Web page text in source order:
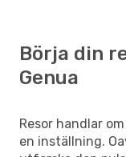
Börja din
Genua
Resor handlar
en inställning.